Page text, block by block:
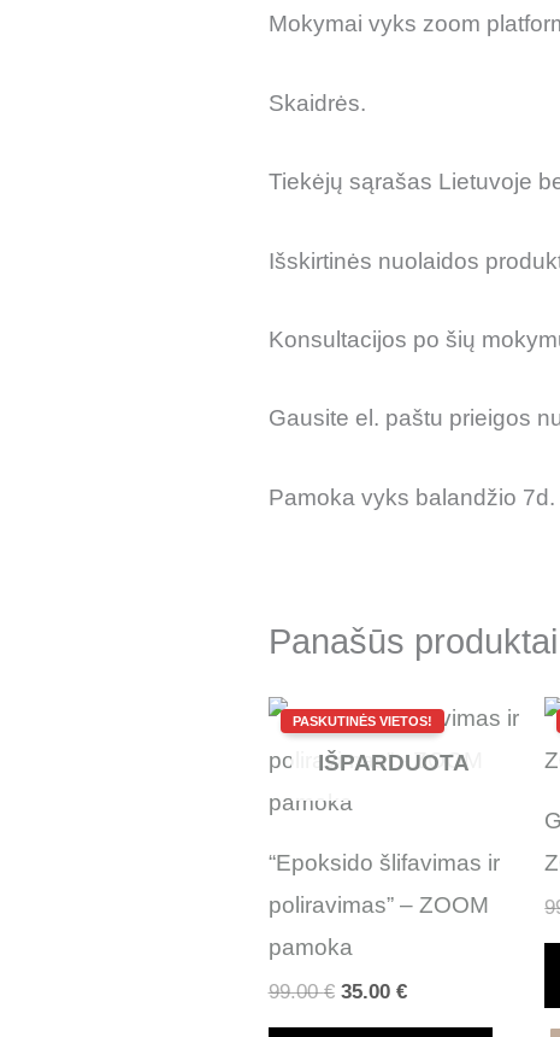
Mokymai vyks zoom
Skaidrės.
Tiekėjų sąrašas Lietuvoje
Išskirtinės nuolaidos
Konsultacijos po šių
Gausite el. paštu prieigos
Pamoka vyks balandžio 7d.
Panašūs produktai
IŠPARDUOTA
“Epoksido šlifavimas ir
poliravimas” – ZOOM
pamoka
99.00€
Original
price
was:
35.00 €
Current
price
is: